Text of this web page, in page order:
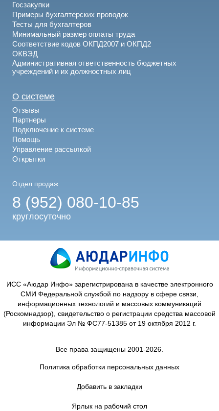
Госзакупки
Примеры бухгалтерских проводок
Тесты для бухгалтеров
Минимальный размер оплаты труда
Соответствие кодов ОКПД2007 и ОКПД2
ОКВЭД
Административная ответственность бюджетных
учреждений и их должностных лиц
О системе
Отзывы
Партнеры
Подключение к системе
Помощь
Управление рассылкой
Открытки
Отдел продаж
8 (952) 080-10-85
круглосуточно
ИСС «Аюдар Инфо» зарегистрирована в качестве электронного
СМИ Федеральной службой по надзору в сфере связи,
информационных технологий и массовых коммуникаций
(Роскомнадзор), свидетельство о регистрации средства массовой
информации Эл № ФС77-51385 от 19 октября 2012 г.
Все права защищены 2001-2026.
Политика обработки персональных данных
Добавить в закладки
Ярлык на рабочий стол